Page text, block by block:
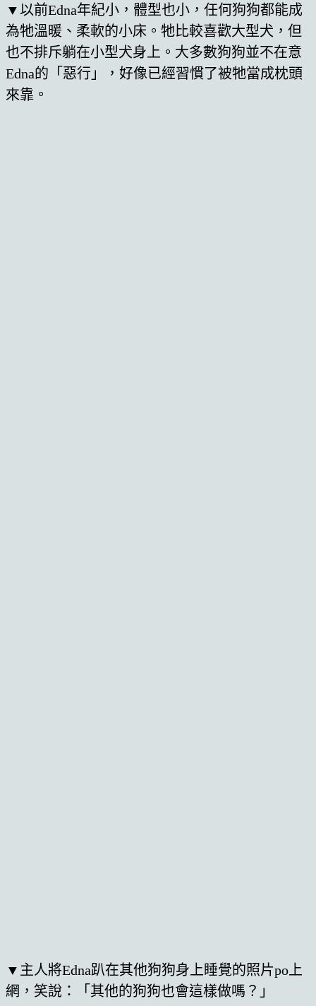
▼以前Edna年紀小，體型也小，任何狗狗都能成
為牠溫暖、柔軟的小床。牠比較喜歡大型犬，但
也不排斥躺在小型犬身上。大多數狗狗並不在意
Edna的「惡行」，好像已經習慣了被牠當成枕頭
來靠。
▼主人將Edna趴在其他狗狗身上睡覺的照片po上
網，笑說：「其他的狗狗也會這樣做嗎？」